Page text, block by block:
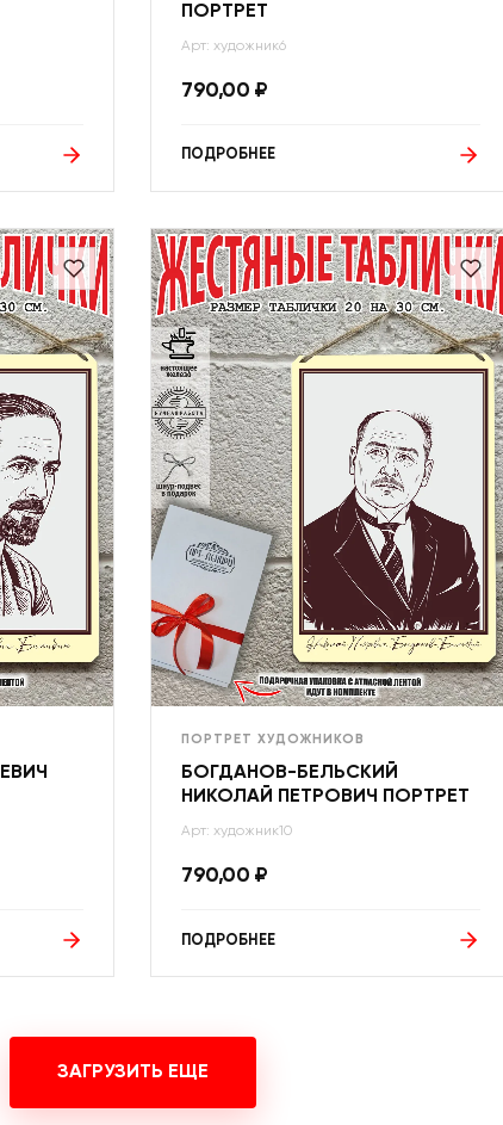
ПОРТРЕТ
Арт: художник6
790,00 ₽
ПОДРОБНЕЕ
ПОРТРЕТ ХУДОЖНИКОВ
БОГДАНОВ-БЕЛЬСКИЙ
НИКОЛАЙ ПЕТРОВИЧ ПОРТРЕТ
Арт: художник10
790,00 ₽
ПОДРОБНЕЕ
ЗАГРУЗИТЬ ЕЩЕ